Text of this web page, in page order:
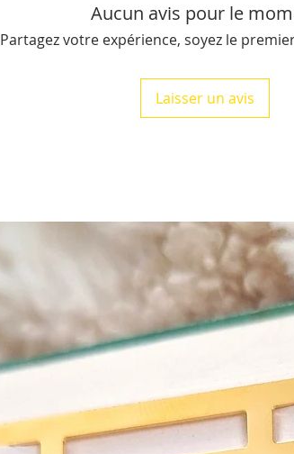
Aucun avis pour le
Partagez votre expérience, soyez le
Laisser un avis